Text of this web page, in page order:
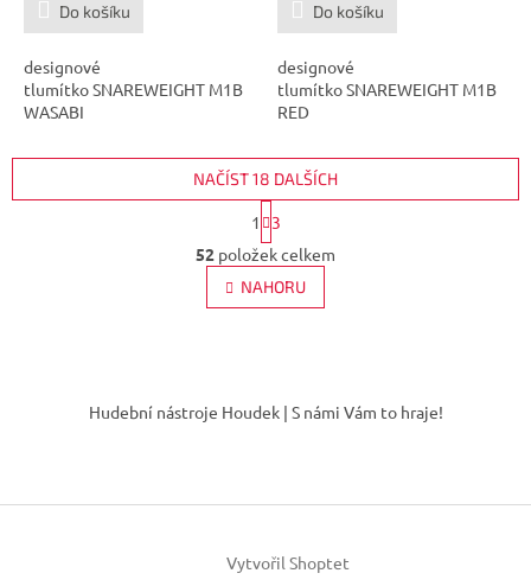
Do košíku
designové
tlumítko SNAREWEIGHT M1B
WASABI
Do košíku
designové
tlumítko SNAREWEIGHT M1B
RED
O
v
l
á
p
y
ý
NAČÍST 18 DALŠÍCH
t
r
á
n
k
í
1
3
52 položek celkem
NAHORU
í
Hudební nástroje Houdek | S námi Vám to hraje!
Vytvořil Shoptet